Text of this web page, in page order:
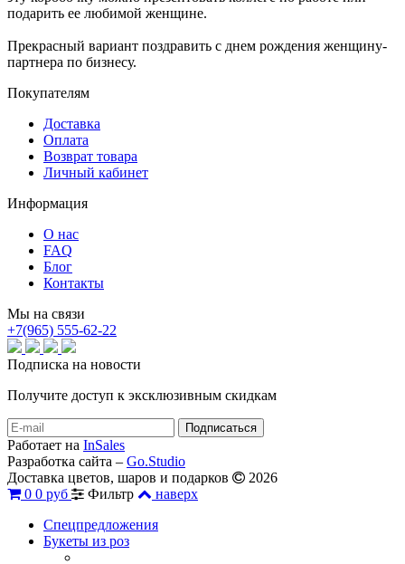
подарить ее любимой женщине.
​Прекрасный вариант поздравить с днем рождения женщину-
партнера по бизнесу.
Покупателям
Доставка
Оплата
Возврат товара
Личный кабинет
Информация
О нас
FAQ
Блог
Контакты
Мы на связи
+7(965) 555-62-22
Подписка на новости
Получите доступ к эксклюзивным скидкам
Работает на InSales
Разработка сайта – Go.Studio
Доставка цветов, шаров и подарков
2026
0 0 руб Фильтр
наверх
Спецпредложения
Букеты из роз